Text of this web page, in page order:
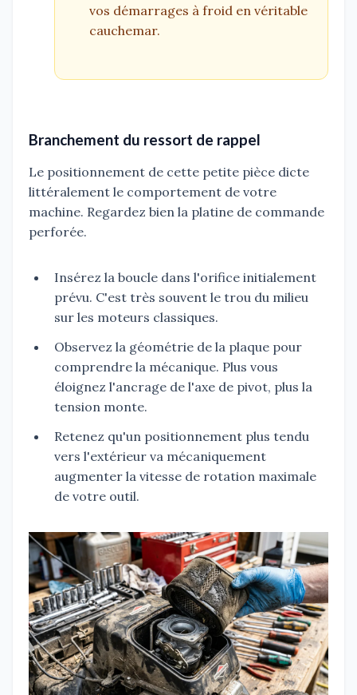
vos démarrages à froid en véritable
cauchemar.
Branchement du ressort de rappel
Le positionnement de cette petite pièce dicte
littéralement le comportement de votre
machine. Regardez bien la platine de commande
perforée.
Insérez la boucle dans l'orifice initialement
prévu. C'est très souvent le trou du milieu
sur les moteurs classiques.
Observez la géométrie de la plaque pour
comprendre la mécanique. Plus vous
éloignez l'ancrage de l'axe de pivot, plus la
tension monte.
Retenez qu'un positionnement plus tendu
vers l'extérieur va mécaniquement
augmenter la vitesse de rotation maximale
de votre outil.